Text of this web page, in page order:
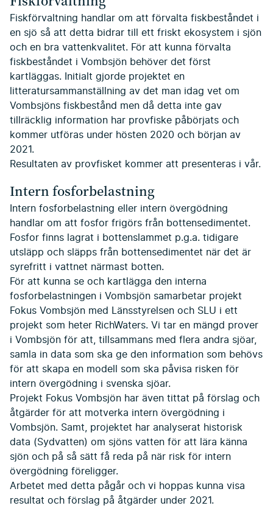
Fiskförvaltning handlar om att förvalta fiskbeståndet i
en sjö så att detta bidrar till ett friskt ekosystem i sjön
och en bra vattenkvalitet. För att kunna förvalta
fiskbeståndet i Vombsjön behöver det först
kartläggas. Initialt gjorde projektet en
litteratursammanställning av det man idag vet om
Vombsjöns fiskbestånd men då detta inte gav
tillräcklig information har provfiske påbörjats och
kommer utföras under hösten 2020 och början av
2021.
Resultaten av provfisket kommer att presenteras i vår.
Intern fosforbelastning
Intern fosforbelastning eller intern övergödning
handlar om att fosfor frigörs från bottensedimentet.
Fosfor finns lagrat i bottenslammet p.g.a. tidigare
utsläpp och släpps från bottensedimentet när det är
syrefritt i vattnet närmast botten.
För att kunna se och kartlägga den interna
fosforbelastningen i Vombsjön samarbetar projekt
Fokus Vombsjön med Länsstyrelsen och SLU i ett
projekt som heter RichWaters. Vi tar en mängd prover
i Vombsjön för att, tillsammans med flera andra sjöar,
samla in data som ska ge den information som behövs
för att skapa en modell som ska påvisa risken för
intern övergödning i svenska sjöar.
Projekt Fokus Vombsjön har även tittat på förslag och
åtgärder för att motverka intern övergödning i
Vombsjön. Samt, projektet har analyserat historisk
data (Sydvatten) om sjöns vatten för att lära känna
sjön och på så sätt få reda på när risk för intern
övergödning föreligger.
Arbetet med detta pågår och vi hoppas kunna visa
resultat och förslag på åtgärder under 2021.